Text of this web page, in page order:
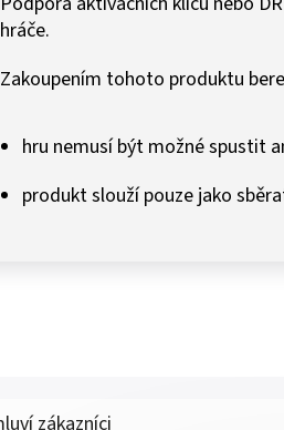
hráče.
Zakoupením tohoto produktu
hru nemusí být možné spustit
produkt slouží pouze jako